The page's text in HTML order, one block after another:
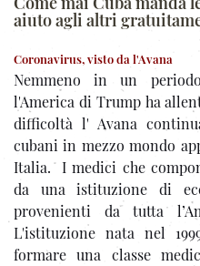
aiuto agli altri
Coronavirus, visto da l'Avana
Nemmeno in un
l'America di Trump ha
difficoltà l' Avana
cubani in mezzo mondo
Italia. I medici che
da una istituzione di
provenienti da tutta
L'istituzione nata nel
formare una classe